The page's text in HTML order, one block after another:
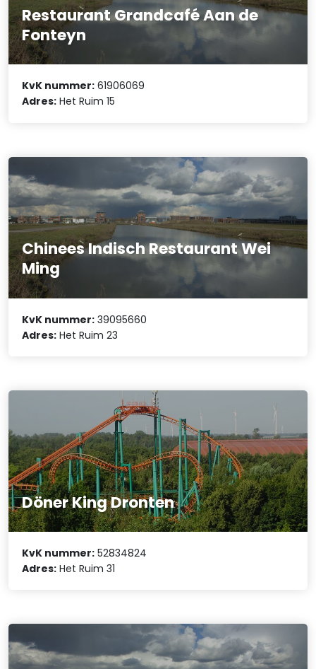
Restaurant Grandcafé Aan de
Fonteyn
KvK nummer: 61906069
Adres: Het Ruim 15
Chinees Indisch Restaurant Wei
Ming
KvK nummer: 39095660
Adres: Het Ruim 23
Döner King Dronten
KvK nummer: 52834824
Adres: Het Ruim 31